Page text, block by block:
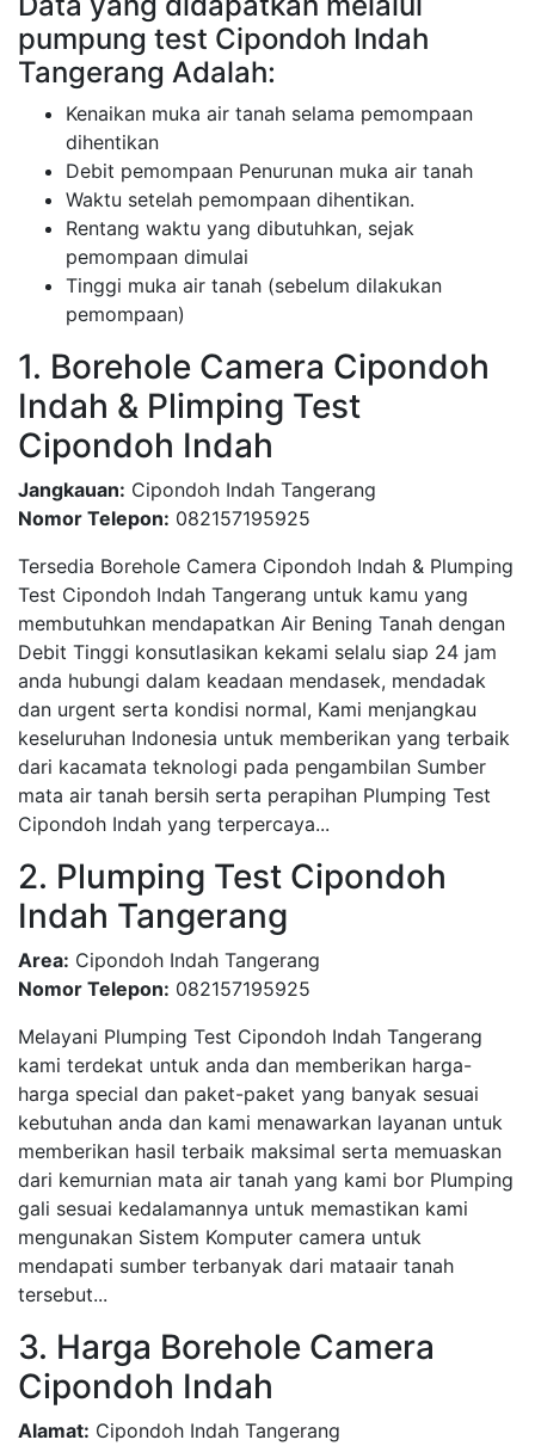
pumpung test Cipondoh Indah
Tangerang Adalah:
Kenaikan muka air tanah selama pemompaan
dihentikan
Debit pemompaan Penurunan muka air tanah
Waktu setelah pemompaan dihentikan.
Rentang waktu yang dibutuhkan, sejak
pemompaan dimulai
Tinggi muka air tanah (sebelum dilakukan
pemompaan)
1. Borehole Camera Cipondoh
Indah & Plimping Test
Cipondoh Indah
Jangkauan: Cipondoh Indah Tangerang
Nomor Telepon: 082157195925
Tersedia Borehole Camera Cipondoh Indah & Plumping
Test Cipondoh Indah Tangerang untuk kamu yang
membutuhkan mendapatkan Air Bening Tanah dengan
Debit Tinggi konsutlasikan kekami selalu siap 24 jam
anda hubungi dalam keadaan mendasek, mendadak
dan urgent serta kondisi normal, Kami menjangkau
keseluruhan Indonesia untuk memberikan yang terbaik
dari kacamata teknologi pada pengambilan Sumber
mata air tanah bersih serta perapihan Plumping Test
Cipondoh Indah yang terpercaya...
2. Plumping Test Cipondoh
Indah Tangerang
Area: Cipondoh Indah Tangerang
Nomor Telepon: 082157195925
Melayani Plumping Test Cipondoh Indah Tangerang
kami terdekat untuk anda dan memberikan harga-
harga special dan paket-paket yang banyak sesuai
kebutuhan anda dan kami menawarkan layanan untuk
memberikan hasil terbaik maksimal serta memuaskan
dari kemurnian mata air tanah yang kami bor Plumping
gali sesuai kedalamannya untuk memastikan kami
mengunakan Sistem Komputer camera untuk
mendapati sumber terbanyak dari mataair tanah
tersebut...
3. Harga Borehole Camera
Cipondoh Indah
Alamat: Cipondoh Indah Tangerang